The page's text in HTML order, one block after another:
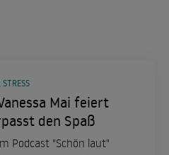
Mai feiert
den Spaß
Podcast "Schön laut"